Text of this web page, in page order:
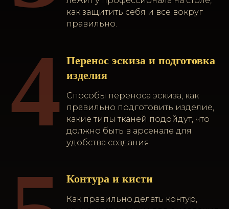
как защитить себя и все вокруг
правильно.
Перенос эскиза и подготовка
изделия
Способы переноса эскиза, как
правильно подготовить изделие,
какие типы тканей подойдут, что
должно быть в арсенале для
удобства создания.
4
Контура и кисти
Как правильно делать контур,